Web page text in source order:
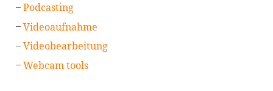
Podcasting
Videoaufnahme
Videobearbeitung
Webcam tools